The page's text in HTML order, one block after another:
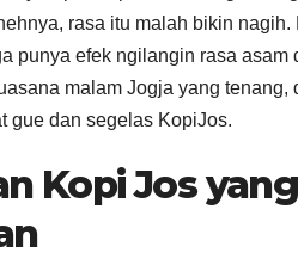
rasa itu malah bikin
punya efek ngilangin rasa
malam Jogja yang
gue dan segelas KopiJos.
Kopi Jos